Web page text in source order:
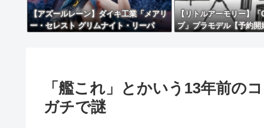
【アズールレーン】ダイキ工業「メアリ
ー・セレスト グリムナイト・リーパ
【リトルアーモリー】「
プ」プラモデル【予約開
「艦これ」とかいう13年前の
ガチで謎